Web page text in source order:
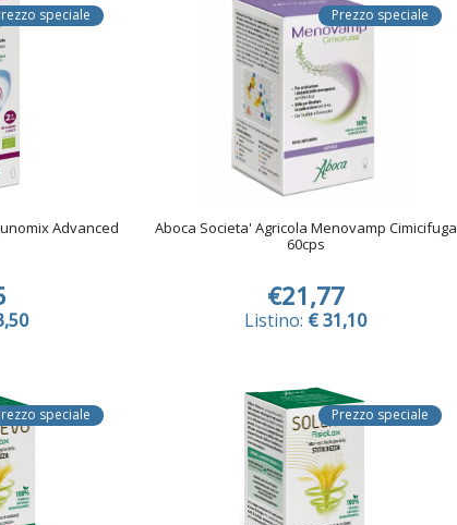
speciale
Advanced
Prezzo speciale
Aboca Societa' Agricola Menovamp Cimicifuga
60cps
€21,77
Listino: € 31,10
speciale Prezzo speciale